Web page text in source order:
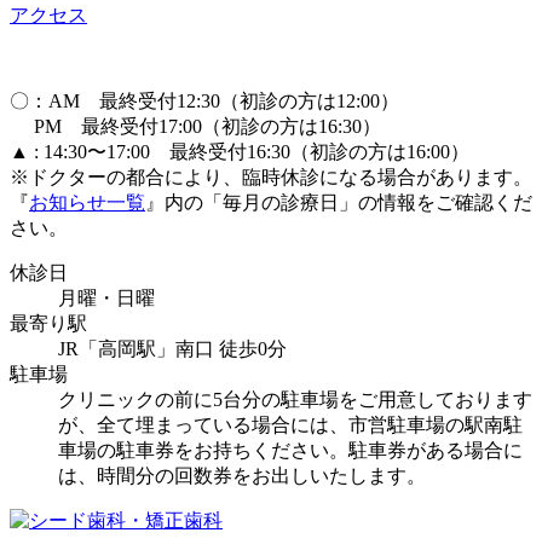
アクセス
〇：AM 最終受付12:30（初診の方は12:00）
PM 最終受付17:00（初診の方は16:30）
▲ : 14:30〜17:00 最終受付16:30（初診の方は16:00）
※ドクターの都合により、臨時休診になる場合があります。
『お知らせ一覧 』内の「毎月の診療日」の情報をご確認くだ
さい。
休診日
月曜・日曜
最寄り駅
JR「高岡駅」南口 徒歩0分
駐車場
クリニックの前に5台分の駐車場をご用意しております
が、全て埋まっている場合には、市営駐車場の駅南駐
車場の駐車券をお持ちください。駐車券がある場合に
は、時間分の回数券をお出しいたします。